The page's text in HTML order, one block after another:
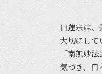
日蓮宗は、
大切にして
「南無妙
気づき、
日